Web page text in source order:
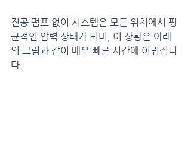
진공 펌프 없이 시스템은 모든 위치에서 평
균적인 압력 상태가 되며, 이 상황은 아래
의 그림과 같이 매우 빠른 시간에 이뤄집니
다.